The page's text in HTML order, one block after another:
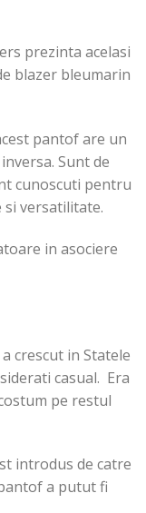
prezinta acelasi
blazer bleumarin
pantof are un
Sunt de
cunoscuti pentru
versatilitate.
in asociere
crescut in Statele
casual. Era
pe restul
introdus de catre
a putut fi